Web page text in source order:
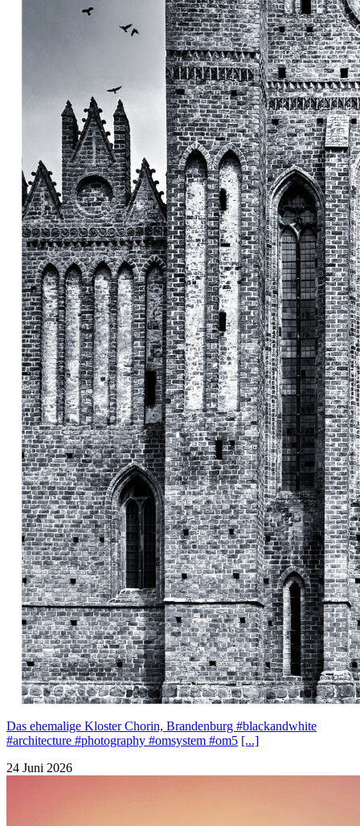
Das ehemalige Kloster Chorin, Brandenburg #blackandwhite
#architecture #photography #omsystem #om5 [...]
24 Juni 2026